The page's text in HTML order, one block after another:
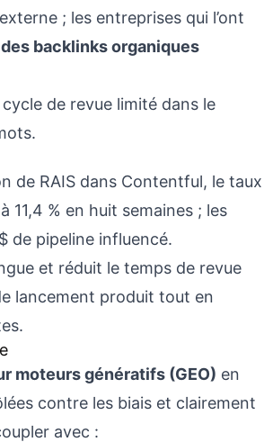
externe ; les entreprises qui l’ont
backlinks organiques
de revue limité dans le
de RAIS dans Contentful, le taux
11,4 % en huit semaines ; les
de pipeline influencé.
et réduit le temps de revue
lancement produit tout en
moteurs génératifs (GEO) en
contre les biais et clairement
avec :